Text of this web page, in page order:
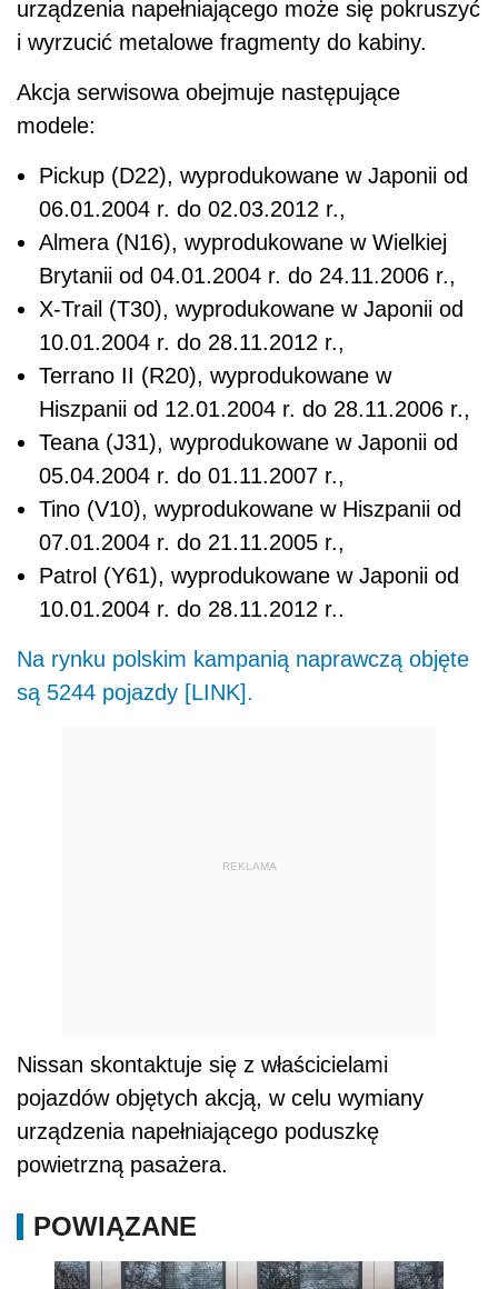
urządzenia napełniającego może się pokruszyć
i wyrzucić metalowe fragmenty do kabiny.
Akcja serwisowa obejmuje następujące
modele:
Pickup (D22), wyprodukowane w Japonii od
06.01.2004 r. do 02.03.2012 r.,
Almera (N16), wyprodukowane w Wielkiej
Brytanii od 04.01.2004 r. do 24.11.2006 r.,
X-Trail (T30), wyprodukowane w Japonii od
10.01.2004 r. do 28.11.2012 r.,
Terrano II (R20), wyprodukowane w
Hiszpanii od 12.01.2004 r. do 28.11.2006 r.,
Teana (J31), wyprodukowane w Japonii od
05.04.2004 r. do 01.11.2007 r.,
Tino (V10), wyprodukowane w Hiszpanii od
07.01.2004 r. do 21.11.2005 r.,
Patrol (Y61), wyprodukowane w Japonii od
10.01.2004 r. do 28.11.2012 r..
Na rynku polskim kampanią naprawczą objęte
są 5244 pojazdy [LINK].
REKLAMA
Nissan skontaktuje się z właścicielami
pojazdów objętych akcją, w celu wymiany
urządzenia napełniającego poduszkę
powietrzną pasażera.
POWIĄZANE